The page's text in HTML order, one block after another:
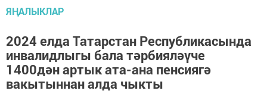
ЯҢАЛЫКЛАР
2024 елда Татарстан Республикасында
инвалидлыгы бала тәрбияләүче
1400дән артык ата-ана пенсиягә
вакытыннан алда чыкты